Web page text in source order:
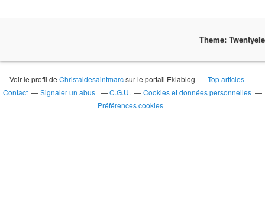
Theme:
Voir le profil deChristaldesaintmarcsur le portail Eklablog
Top articles
Contact
Signaler un abus C.G.U.
Cookies et données personnelles
Préférences cookies